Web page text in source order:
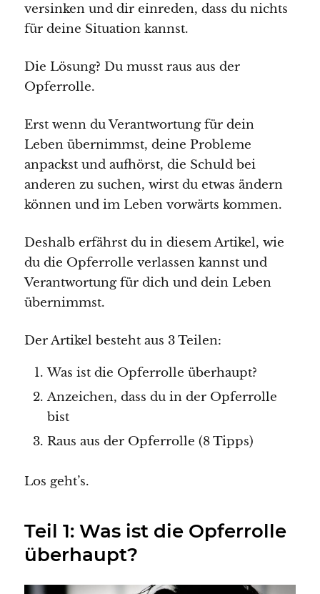
versinken und dir einreden, dass du nichts
für deine Situation kannst.
Die Lösung? Du musst raus aus der
Opferrolle.
Erst wenn du Verantwortung für dein
Leben übernimmst, deine Probleme
anpackst und aufhörst, die Schuld bei
anderen zu suchen, wirst du etwas ändern
können und im Leben vorwärts kommen.
Deshalb erfährst du in diesem Artikel, wie
du die Opferrolle verlassen kannst und
Verantwortung für dich und dein Leben
übernimmst.
Der Artikel besteht aus 3 Teilen:
Was ist die Opferrolle überhaupt?
Anzeichen, dass du in der Opferrolle
bist
Raus aus der Opferrolle (8 Tipps)
Los geht’s.
Teil 1: Was ist die Opferrolle
überhaupt?